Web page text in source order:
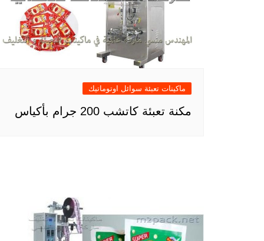
ماكينات تعبئة سوائل اوتوماتيك
مكنة تعبئة كاتشب 200 جرام بأكياس